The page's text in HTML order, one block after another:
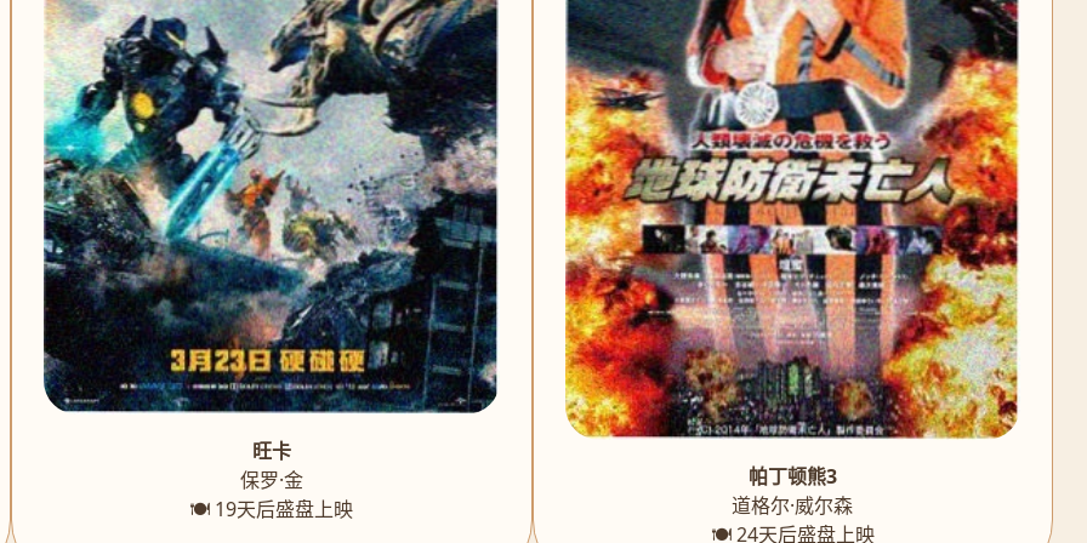
旺卡
保罗·金
🍽️ 19天后盛盘上映
帕丁顿熊3
道格尔·威尔森
🍽️ 24天后盛盘上映